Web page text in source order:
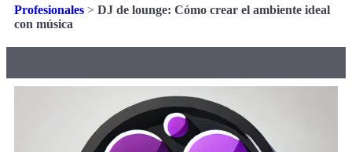
Profesionales > DJ de lounge: Cómo crear el ambiente ideal
con música